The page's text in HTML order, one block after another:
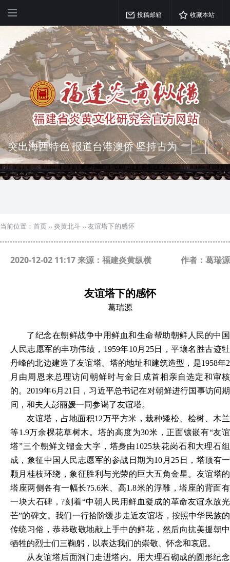
投稿邮箱 收藏本站
突出海西特色 报道台港澳侨 坚持古为
今用 力求雅俗共赏
弘扬优秀文化 振奋民族精神 介绍民族
当前位置： 首页 ›› 炎黄北斗 ›› 友谊塔下的感怀
2020-12-02 11:17 来源：福建炎黄纵横 作者：葛瑞源
友谊塔下的感怀
葛瑞源
了纪念在朝鲜战争中用鲜血和生命帮助朝鲜人民的中国
人民志愿军的丰功伟绩，1959年10月25日，平壤名胜古迹牡
丹峰的北边建造了友谊塔。塔的地址和建筑造型，是1958年2
月由周恩来总理访问朝鲜时与金日成首相亲自选定和审核
的。2019年6月21日，习近平总书记在对朝鲜进行国事访问期
间，和夫人彭丽媛一同参谒了友谊塔。
友谊塔，占地面积12万平方米，栽种矮松、桧树、木兰
等1.9万余棵花草树木。塔的高度为30米，正面镶嵌有“友谊
塔”三个朝鲜文镏金大字，塔身由1025块花岗石和大理石组
成，象征中国人民志愿军的参战日期为10月25日，塔顶有一
颗月桂枝环绕，象征胜利与光荣的巨大五角金星。友谊塔的
塔座两侧各有一幅长?5.6米、高1.8米的浮雕，塔座的背面有
一块大石碑，?刻着“中朝人民用鲜血凝成的革命友谊永放光
芒”的碑文。我们一行拾阶缓步走近友谊塔，按照中华民族的
传统习俗，恭恭敬敬地献上手中的鲜花，然后向抗美援朝中
牺牲的烈士们三鞠躬，以表达我们的崇敬、怀念和哀思。
从友谊塔后面洞门走进塔内。用大理石砌成的圆形纪念